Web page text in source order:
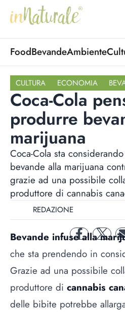
FoodBevandeAmbiente
CULTURA ECONOMIA
Coca-Cola
produrre
marijuana
Coca-Cola sta
bevande alla marijuana
grazie ad una possibile
produttore di cannabis
REDAZIONE
facebooktwitter
Bevande infuse alla
che sta prendendo in
Grazie ad una possibile
produttore di cannabis
delle bibite potrebbe